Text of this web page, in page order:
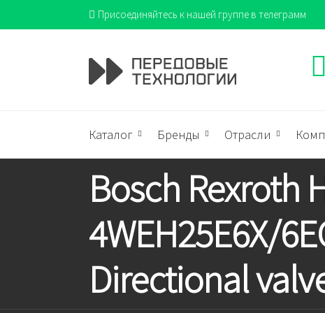
Присоединяйтесь к нашей группе в телеграмм
Каталог Бренды Отрасли
Bosch Rexroth
4WEH25E6X/
Directional